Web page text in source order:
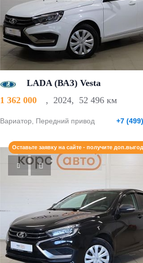
LADA (ВАЗ) Vesta
1 362 000
, 2024, 52 496 км
Вариатор, Передний привод +7
Оставьте заявку на сайте - получите